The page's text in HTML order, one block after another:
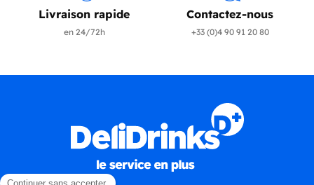
Livraison rapide
en 24/72h
Contactez-nous
+33 (0)4 90 91 20 80